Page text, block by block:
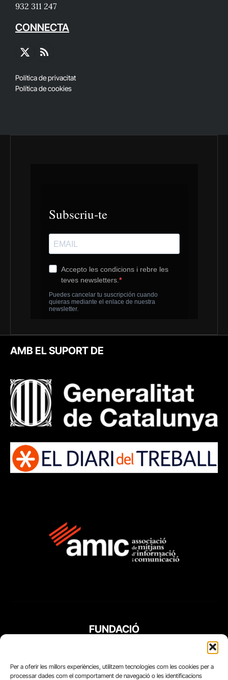
Per a oferir les millors experiències, utilitzem tecnologies com les cookies per a
processar dades com el comportament de navegació o les identificacions
932 311 247
CONNECTA
X
RSS
Política de privacitat
Política de cookies
AMB EL SUPORT DE
FUNDACIÓ